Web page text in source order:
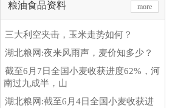
粮油食品资料 more
三大利空夹击，玉米走势如何？
湖北粮网:夜来风雨声，麦价知多少？
截至6月7日全国小麦收获进度62%，河
南过九成半，山
湖北粮网:截至6月4日全国小麦收获进